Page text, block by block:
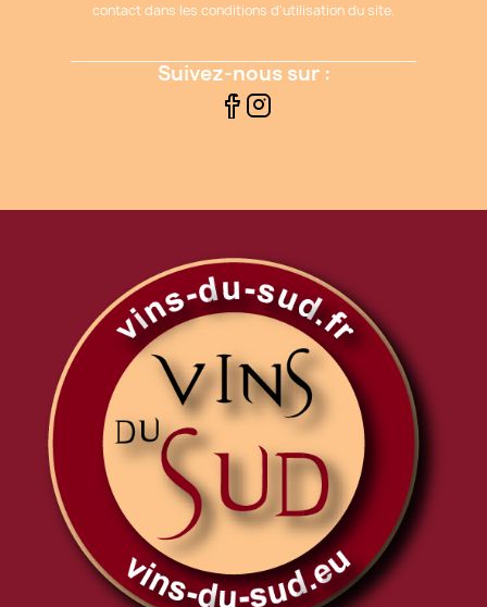
contact dans les conditions d'utilisation du site.
Suivez-nous sur :